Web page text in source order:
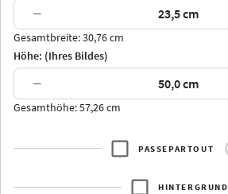
Arran Luzern
Thurgau
−
Gesamtbreite: 30,76 cm
Höhe: (Ihres Bildes)
−
Gesamthöhe: 57,26 cm
PASSEPARTOUT
HINTERGRUND